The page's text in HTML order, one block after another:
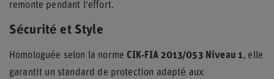
remonte pendant l'effort.
Sécurité et Style
Homologuée selon la norme CIK-FIA 2013/053 Niveau 1, elle
garantit un standard de protection adapté aux